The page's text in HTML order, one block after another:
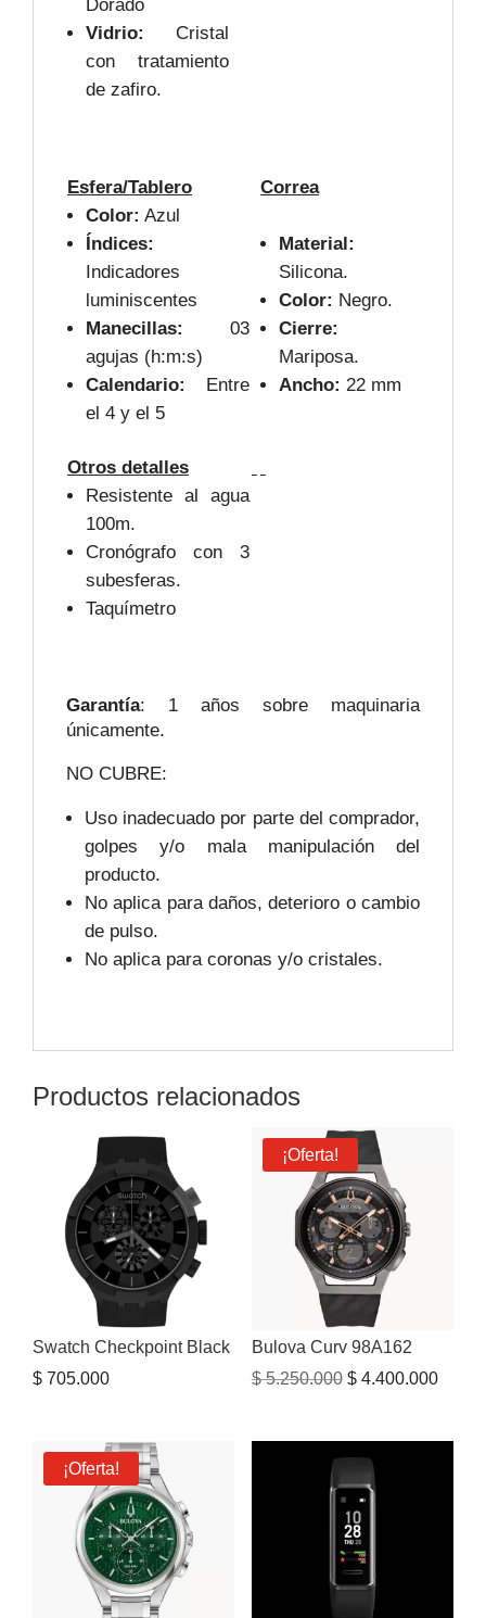
Dorado
Vidrio:
Cristal
con tratamiento
de zafiro.
Esfera/Tablero
Correa
Color: Azul
Índices:
Indicadores
luminiscentes
Manecillas:
03
agujas (h:m:s)
Calendario:
Entre
el 4 y el 5
Material:
Silicona.
Color: Negro.
Cierre:
Mariposa.
Ancho: 22 mm
Otros detalles
Resistente al agua
100m.
Cronógrafo con 3
subesferas.
Taquímetro
Garantía: 1 años sobre maquinaria
únicamente.
NO CUBRE:
Uso inadecuado por parte del comprador,
golpes y/o mala manipulación del
producto.
No aplica para daños, deterioro o cambio
de pulso.
No aplica para coronas y/o cristales.
Productos relacionados
Swatch Checkpoint Black
$ 705.000
¡Oferta!
Bulova Curv 98A162
$5.250.000 El
era:
$ 5.250.000.
$4.400.000El
¡Oferta!